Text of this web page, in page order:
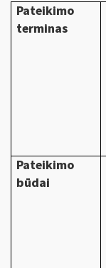
Pateikimo
terminas
Pateikimo
būdai